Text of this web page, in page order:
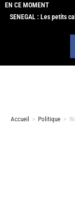
EN CE MOMENT
SENEGAL : Les petits
Accueil > Politique >